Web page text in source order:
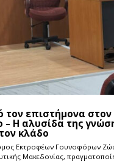
τον επιστήμονα
– Η αλυσίδα της
κλάδο
Εκτροφέων Γουνοφόρων
Μακεδονίας,